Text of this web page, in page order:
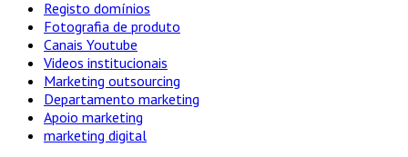
Registo domínios
Fotografia de produto
Canais Youtube
Videos institucionais
Marketing outsourcing
Departamento marketing
Apoio marketing
marketing digital